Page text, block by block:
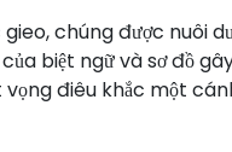
chúng được nuôi
biệt ngữ và sơ đồ
điêu khắc một